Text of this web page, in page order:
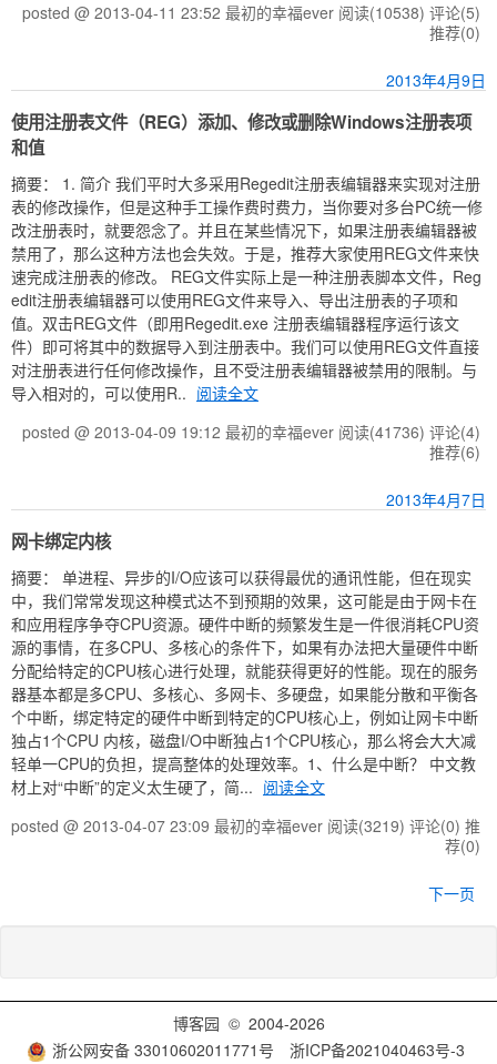
posted @ 2013-04-11 23:52 最初的幸福ever 阅读(10538) 评论(5)
推荐(0)
2013年4月9日
使用注册表文件（REG）添加、修改或删除Windows注册表项
和值
摘要： 1. 简介 我们平时大多采用Regedit注册表编辑器来实现对注册
表的修改操作，但是这种手工操作费时费力，当你要对多台PC统一修
改注册表时，就要怨念了。并且在某些情况下，如果注册表编辑器被
禁用了，那么这种方法也会失效。于是，推荐大家使用REG文件来快
速完成注册表的修改。 REG文件实际上是一种注册表脚本文件，Reg
edit注册表编辑器可以使用REG文件来导入、导出注册表的子项和
值。双击REG文件（即用Regedit.exe 注册表编辑器程序运行该文
件）即可将其中的数据导入到注册表中。我们可以使用REG文件直接
对注册表进行任何修改操作，且不受注册表编辑器被禁用的限制。与
导入相对的，可以使用R.. 阅读全文
posted @ 2013-04-09 19:12 最初的幸福ever 阅读(41736) 评论(4)
推荐(6)
2013年4月7日
网卡绑定内核
摘要： 单进程、异步的I/O应该可以获得最优的通讯性能，但在现实
中，我们常常发现这种模式达不到预期的效果，这可能是由于网卡在
和应用程序争夺CPU资源。硬件中断的频繁发生是一件很消耗CPU资
源的事情，在多CPU、多核心的条件下，如果有办法把大量硬件中断
分配给特定的CPU核心进行处理，就能获得更好的性能。现在的服务
器基本都是多CPU、多核心、多网卡、多硬盘，如果能分散和平衡各
个中断，绑定特定的硬件中断到特定的CPU核心上，例如让网卡中断
独占1个CPU 内核，磁盘I/O中断独占1个CPU核心，那么将会大大减
轻单一CPU的负担，提高整体的处理效率。1、什么是中断？ 中文教
材上对“中断”的定义太生硬了，简... 阅读全文
posted @ 2013-04-07 23:09 最初的幸福ever 阅读(3219) 评论(0) 推
荐(0)
下一页
博客园 © 2004-2026
浙公网安备 33010602011771号
浙ICP备2021040463号-3